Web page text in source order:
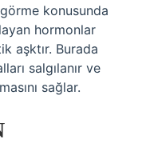
konusunda
hormonlar
aşktır. Burada
salgılanır ve
sağlar.